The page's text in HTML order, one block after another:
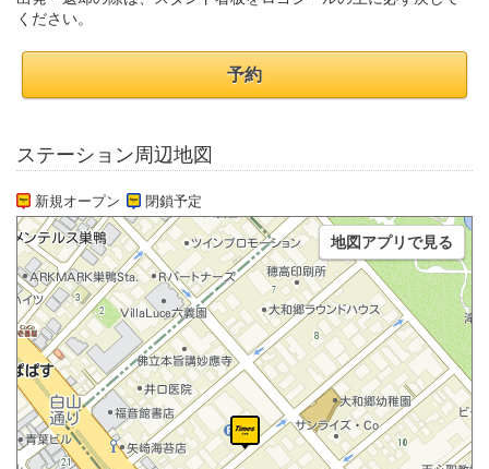
ください。
予約
ステーション周辺地図
新規オープン 閉鎖予定
地図アプリで見る